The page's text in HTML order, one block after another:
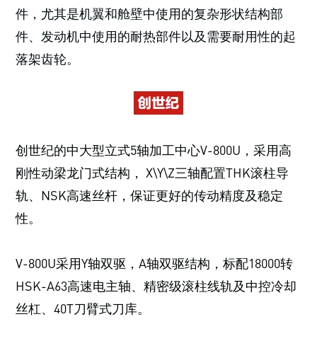
件，尤其是机翼和舱壁中使用的复杂形状结构部
件、发动机中使用的耐热部件以及需要耐用性的起
落架齿轮。
创世纪的中大型立式5轴加工中心V-800U，采用高
刚性动梁龙门式结构， X\Y\Z三轴配置THK滚柱导
轨、NSK高速丝杆，保证更好的传动精度及稳定
性。
V-800U采用Y轴双驱，A轴双驱结构，标配18000转
HSK-A63高速电主轴、精密级滚柱线轨及中控冷却
丝杠、40T刀臂式刀库。